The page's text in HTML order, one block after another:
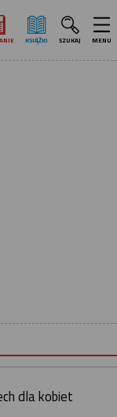
KSIĄŻKI SZUKAJ MENU
dla kobiet